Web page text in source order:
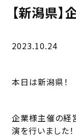
【新潟県
2023.10.24
本日は新潟県！
企業様主催の経
演を行いました！